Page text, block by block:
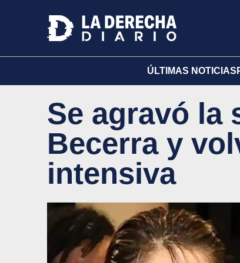
ÚLTIMAS NOTICIAS
Se agravó la
Becerra y
intensiva